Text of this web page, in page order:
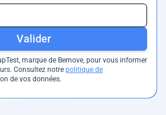
Valider
marque de Bemove, pour vous informer
Consultez notre politique de
de vos données.